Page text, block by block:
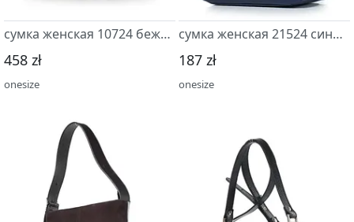
сумка женская 10724 бежевый св.
458 zł
onesize
сумка женская 21524 синий т.
187 zł
onesize